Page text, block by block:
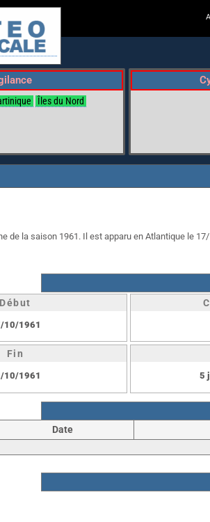
Îles du Nord
de la saison 1961. Il est apparu en Atlantique le
Début
10/1961
Fin
10/1961 5
Date